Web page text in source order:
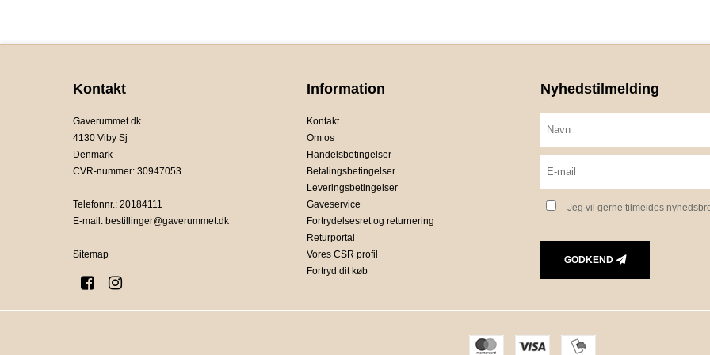
Kontakt
Gaverummet.dk
4130 Viby Sj
Denmark
CVR-nummer: 30947053
Telefonnr. : 20184111
E-mail: bestillinger@gaverummet.dk
Sitemap
Information
Kontakt
Om os
Handelsbetingelser
Betalingsbetingelser
Leveringsbetingelser
Gaveservice
Fortrydelsesret og returnering
Returportal
Vores CSR profil
Fortryd dit køb
Nyhedstilmelding
Jeg vil gerne tilmeldes
GODKEND